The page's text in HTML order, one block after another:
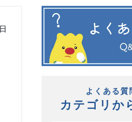
よくある質
カテゴリか